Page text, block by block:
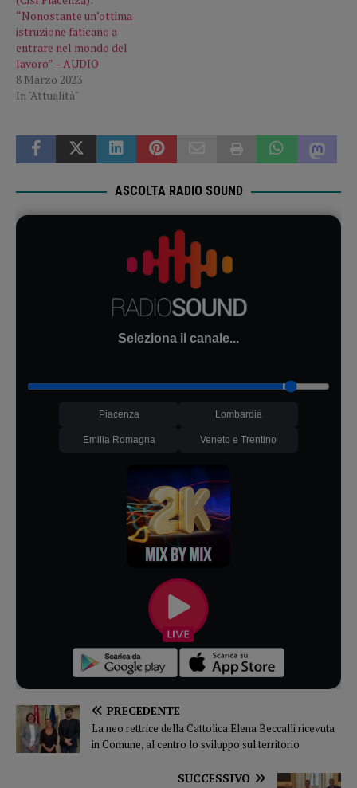
“Nonostante un’ottima
istruzione faticano a
entrare nel mondo del
lavoro” – AUDIO
8 Marzo 2023
In "Attualità"
ASCOLTA RADIO SOUND
Seleziona il canale...
Piacenza Lombardia
Emilia Romagna Veneto e Trentino
PRECEDENTE
La neo rettrice della Cattolica Elena Beccalli ricevuta
in Comune, al centro lo sviluppo sul territorio
SUCCESSIVO